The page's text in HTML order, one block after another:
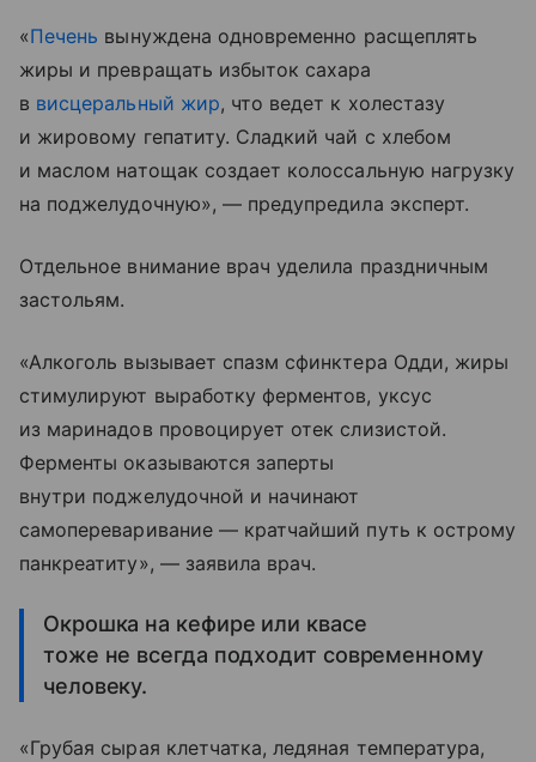
«Печень вынуждена одновременно расщеплять
жиры и превращать избыток сахара
в висцеральный жир, что ведет к холестазу
и жировому гепатиту. Сладкий чай с хлебом
и маслом натощак создает колоссальную нагрузку
на поджелудочную», — предупредила эксперт.
Отдельное внимание врач уделила праздничным
застольям.
«Алкоголь вызывает спазм сфинктера Одди, жиры
стимулируют выработку ферментов, уксус
из маринадов провоцирует отек слизистой.
Ферменты оказываются заперты
внутри поджелудочной и начинают
самопереваривание — кратчайший путь к острому
панкреатиту», — заявила врач.
Окрошка на кефире или квасе
тоже не всегда подходит современному
человеку.
«Грубая сырая клетчатка, ледяная температура,